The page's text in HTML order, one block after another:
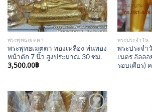
พระพุทธเมตตา
พระพุทธเมตตา ทองเหลือง พ่นทอง
หน้าตัก 7 นิ้ว สูงประมาณ 30 ซม.
3,500.00฿
พระประจำวัน
พระประจำ
เนตร อัลล
รอบเศียร)